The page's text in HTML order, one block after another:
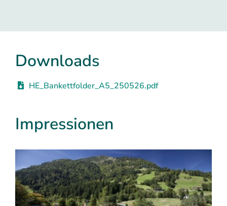
Downloads
HE_Bankettfolder_A5_250526.pdf
Impressionen